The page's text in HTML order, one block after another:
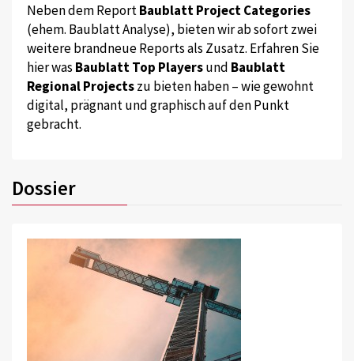
Neben dem ReportBaublatt Project Categories
(ehem. Baublatt Analyse), bieten wir ab sofort zwei
weitere brandneue Reports als Zusatz. Erfahren Sie
hier was Baublatt Top Playersund Baublatt
Regional Projectszu bieten haben – wie gewohnt
digital, prägnant und graphisch auf den Punkt
gebracht.
Dossier